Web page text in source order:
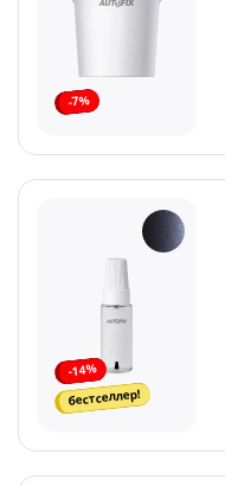
-7%
-14%
бестселлер!